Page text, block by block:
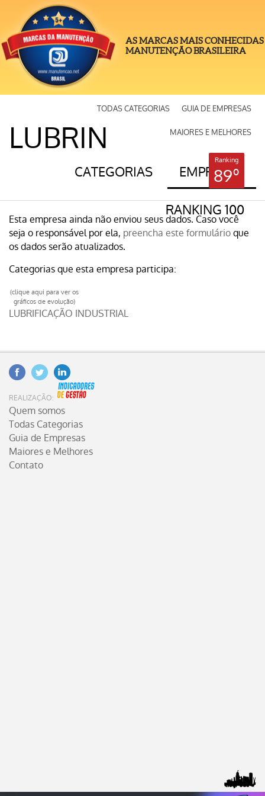
AS MARCAS MAIS
MANUTENÇÃO BRASILEIRA
TODAS CATEGORIAS GUIA DE EMPRESAS
MAIORES E MELHORES
CATEGORIAS EMPRESAS
RANKING 100
LUBRIN
Ranking
89º
Esta empresa ainda não enviou seus dados. Caso você
seja o responsável por ela, preencha este formulárioque
os dados serão atualizados.
Categorias que esta empresa participa:
(clique aqui para ver os
gráficos de evolução)
LUBRIFICAÇÃO INDUSTRIAL
Facebook
Twitter
REALIZAÇÃO:
Quem somos
Todas Categorias
Guia de Empresas
Maiores e Melhores
Contato